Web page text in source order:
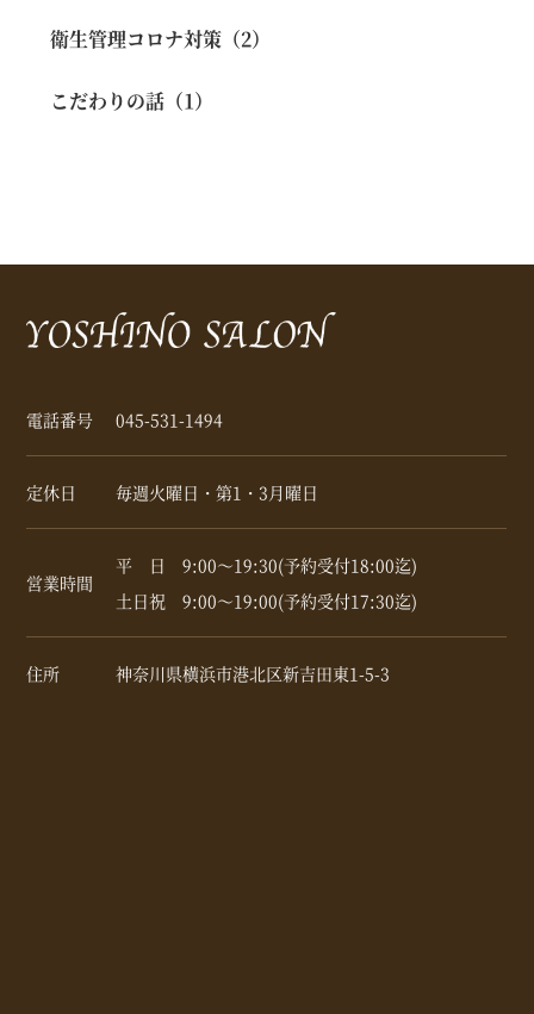
衛生管理コロナ対策（2）
こだわりの話（1）
電話番号 045-531-1494
定休日 毎週火曜日・第1・3月曜日
営業時間
平 日 9:00～19:30(予約受付18:00迄)
土日祝 9:00～19:00(予約受付17:30迄)
住所 神奈川県横浜市港北区新吉田東1-5-3